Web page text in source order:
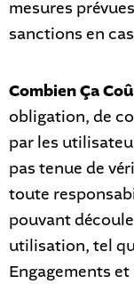
mesures
sanctions en
Combien Ça
obligation, de
par les
pas tenue de
toute
pouvant
utilisation, tel
Engagements